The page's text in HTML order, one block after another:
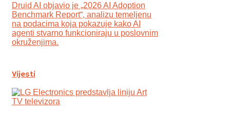
Druid AI objavio je „2026 AI Adoption
Benchmark Report“, analizu temeljenu
na podacima koja pokazuje kako AI
agenti stvarno funkcioniraju u poslovnim
okruženjima.
Vijesti